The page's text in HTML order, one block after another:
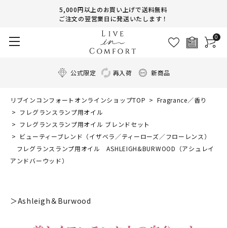
5,000円以上のお買い上げで送料無料
ご注文の翌営業日に発送いたします！
0
公式限定 再入荷 新商品
リブインコンフォートオンラインショップTOP
Fragrance／香り
フレグランスランプ用オイル
フレグランスランプ用オイル ブレンドセット
ビューティーブレンド（イザベラ／ティーローズ／フローレンス）
フレグランスランプ用オイル ASHLEIGH&BURWOOD（アシュレイ
アンドバーウッド）
＞Ashleigh＆Burwood